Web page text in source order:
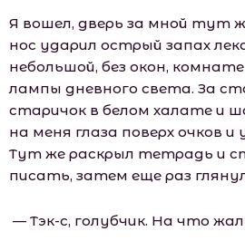
Я вошел, дверь за мной тут
нос ударил острый запах
небольшой, без окон,
лампы дневного света. За
старичок в белом халате и
на меня глаза поверх очков и
Тут же раскрыл тетрадь и
писать, затем еще раз
— Тэк-с, голубчик. На что